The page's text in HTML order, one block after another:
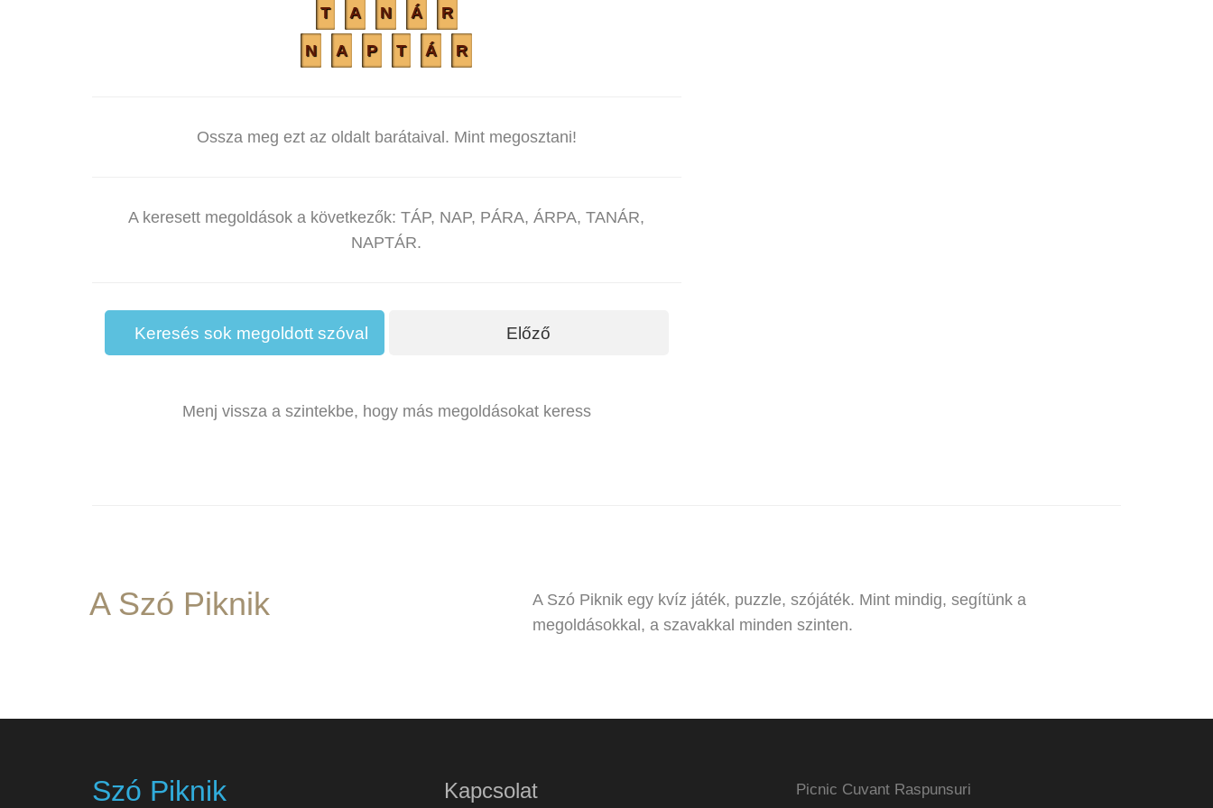
T A N Á R
N A P T Á R
Ossza meg ezt az oldalt barátaival. Mint megosztani!
A keresett megoldások a következők: TÁP, NAP, PÁRA, ÁRPA, TANÁR,
NAPTÁR.
Keresés sok megoldott szóval Előző
Menj vissza a szintekbe, hogy más megoldásokat keress
A Szó Piknik
A Szó Piknik egy kvíz játék, puzzle, szójáték. Mint mindig, segítünk a
megoldásokkal, a szavakkal minden szinten.
Szó Piknik Kapcsolat
Picnic Cuvant Raspunsuri